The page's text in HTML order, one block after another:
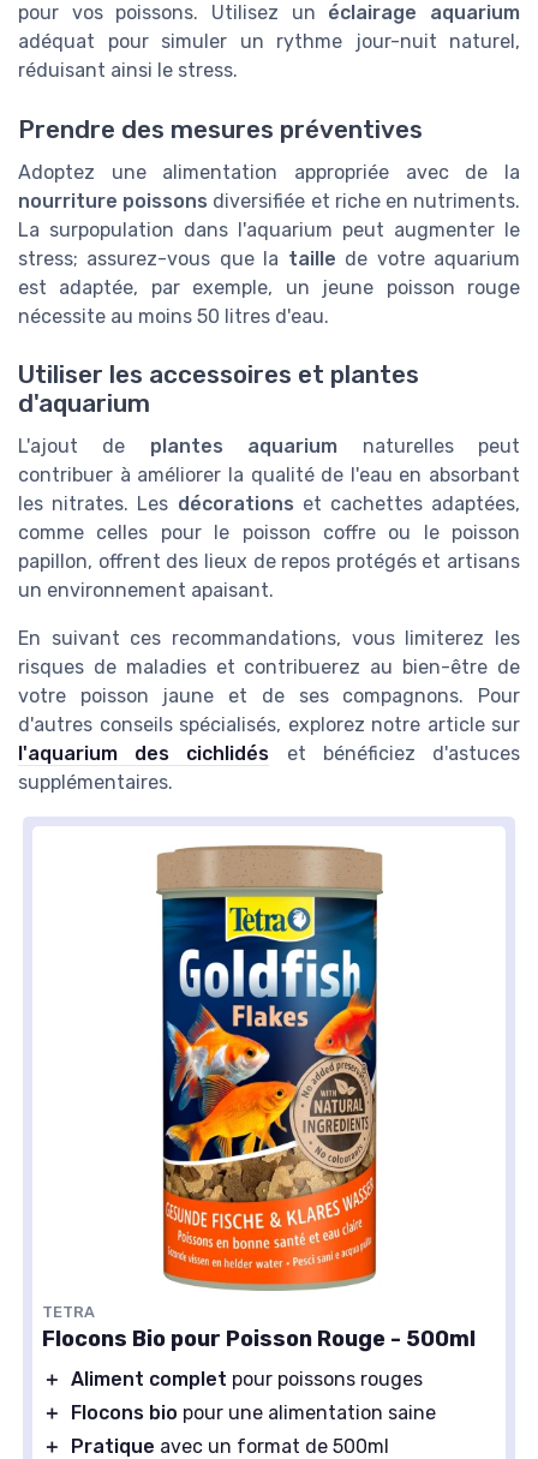
pour vos poissons. Utilisez un éclairage aquarium
adéquat pour simuler un rythme jour-nuit naturel,
réduisant ainsi le stress.
Prendre des mesures préventives
Adoptez une alimentation appropriée avec de la
nourriture poissons diversifiée et riche en nutriments.
La surpopulation dans l'aquarium peut augmenter le
stress; assurez-vous que la taille de votre aquarium
est adaptée, par exemple, un jeune poisson rouge
nécessite au moins 50 litres d'eau.
Utiliser les accessoires et plantes
d'aquarium
L'ajout de plantes aquarium naturelles peut
contribuer à améliorer la qualité de l'eau en absorbant
les nitrates. Les décorations et cachettes adaptées,
comme celles pour le poisson coffre ou le poisson
papillon, offrent des lieux de repos protégés et artisans
un environnement apaisant.
En suivant ces recommandations, vous limiterez les
risques de maladies et contribuerez au bien-être de
votre poisson jaune et de ses compagnons. Pour
d'autres conseils spécialisés, explorez notre article sur
l'aquarium des cichlidés et bénéficiez d'astuces
supplémentaires.
TETRA
Flocons Bio pour Poisson Rouge - 500ml
＋ Aliment complet pour poissons rouges
＋
Flocons bio pour une alimentation saine
＋
Pratique avec un format de 500ml